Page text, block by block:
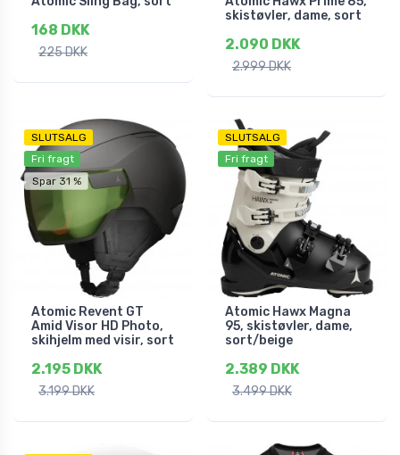
168 DKK
225 DKK
skistøvler, dame, sort
2.090 DKK
2.999 DKK
SLUTSALG
Fri fragt
Spar 31 %
Atomic Revent GT
Amid Visor HD Photo,
skihjelm med visir, sort
2.195 DKK
3.199 DKK
SLUTSALG
Fri fragt
Atomic Hawx Magna
95, skistøvler, dame,
sort/beige
2.389 DKK
3.499 DKK